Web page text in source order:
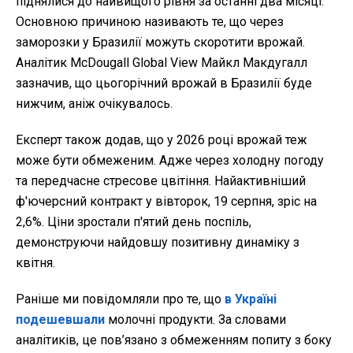
Основною причиною називають те, що через
заморозки у Бразилії можуть скоротити врожай.
Аналітик McDougall Global View Майкл Макдугалл
зазначив, що цьогорічний врожай в Бразилії буде
нижчим, аніж очікувалось.
Експерт також додав, що у 2026 році врожай теж
може бути обмеженим. Адже через холодну погоду
та передчасне стресове цвітіння. Найактивніший
ф'ючерсний контракт у вівторок, 19 серпня, зріс на
2,6%. Ціни зростали п'ятий день поспіль,
демонструючи найдовшу позитивну динаміку з
квітня.
Раніше ми повідомляли про те, що в Україні
подешевшали молочні продукти. За словами
аналітиків, це пов’язано з обмеженням попиту з боку